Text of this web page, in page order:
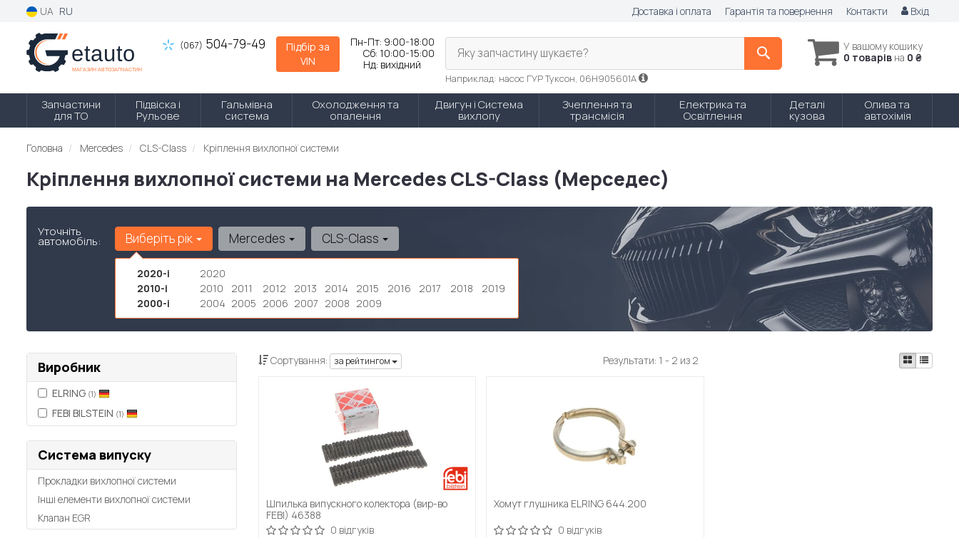
UA RU Доставка і оплата Гарантія та повернення Контакти Вхід
(067) 504-79-49
Підбір за
VIN
Пн-Пт: 9:00-18:00
Сб: 10:00-15:00
Нд: вихідний
У вашому кошику
0 товарів на 0 ₴
Яку запчастину шукаєте?
Наприклад: насос ГУР Туксон, 06H905601A
Запчастини
для ТО
Підвіска і
Рульове
Гальмівна
система
Охолодження та
опалення
Двигун і Система
вихлопу
Зчеплення та
трансмісія
Електрика та
Освітлення
Деталі
кузова
Олива та
автохімія
Головна Mercedes CLS-Class Кріплення вихлопної системи
Кріплення вихлопної системи на Mercedes CLS-Class (Мерседес)
Уточніть
автомобіль: Виберіть рік
2020-і
2020
2010-і
2010 2011 2012 2013 2014 2015 2016 2017 2018
2019
2000-і
2004 2005 2006 2007 2008 2009
Mercedes CLS-Class
Виробник
ELRING (1)
FEBI BILSTEIN (1)
Система випуску
Прокладки вихлопної системи
Інші елементи вихлопної системи
Клапан EGR
Сортування: за рейтингом Результати: 1 - 2 из 2
Шпилька випускного колектора (вир-во
FEBI) 46388
0 відгуків
Хомут глушника ELRING 644.200
0 відгуків